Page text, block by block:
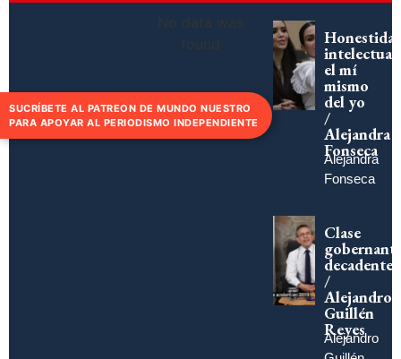
No data was
found
intelectual:
el mí
mismo
del yo
/
Alejandra
Fonseca
Alejandra
Fonseca
Clase
decadente
/
Alejandro
Guillén
Reyes
Alejandro
SUCRÍBETE AL PATREON DE MUNDO NUESTRO
PARA APOYAR AL PERIODISMO INDEPENDIENTE